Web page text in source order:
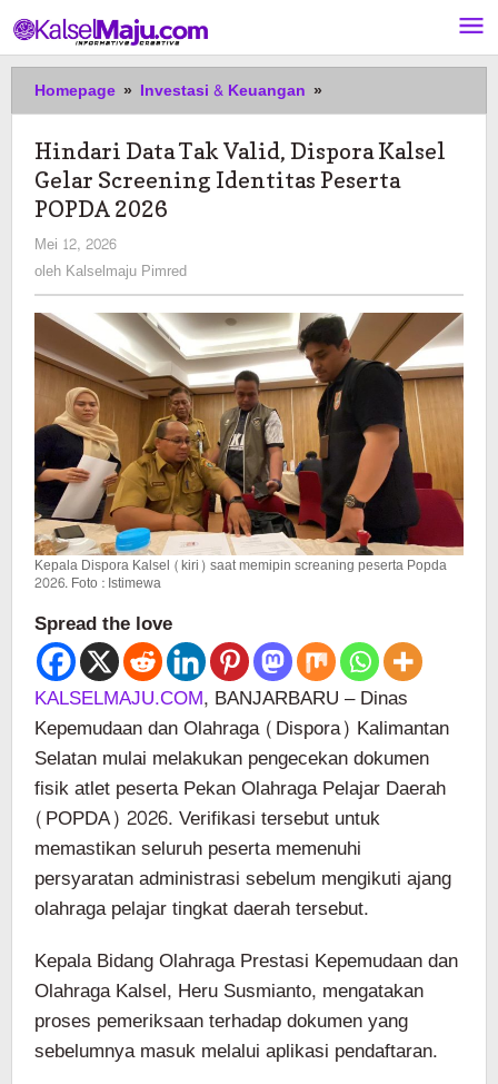
ke
konten
Homepage » Investasi & Keuangan »
Data
Valid,
Dispora
Peserta
POPDA
2026
Hindari Data Tak Valid, Dispora Kalsel
Gelar Screening Identitas Peserta
POPDA 2026
Mei 12, 2026
Kalselmaju
Pimred
oleh Kalselmaju Pimred
Kepala Dispora Kalsel (kiri) saat memipin screaning peserta Popda
2026. Foto : Istimewa
Spread the love
KALSELMAJU.COM, BANJARBARU – Dinas
Kepemudaan dan Olahraga (Dispora) Kalimantan
Selatan mulai melakukan pengecekan dokumen
fisik atlet peserta Pekan Olahraga Pelajar Daerah
(POPDA) 2026. Verifikasi tersebut untuk
memastikan seluruh peserta memenuhi
persyaratan administrasi sebelum mengikuti ajang
olahraga pelajar tingkat daerah tersebut.
Kepala Bidang Olahraga Prestasi Kepemudaan dan
Olahraga Kalsel, Heru Susmianto, mengatakan
proses pemeriksaan terhadap dokumen yang
sebelumnya masuk melalui aplikasi pendaftaran.